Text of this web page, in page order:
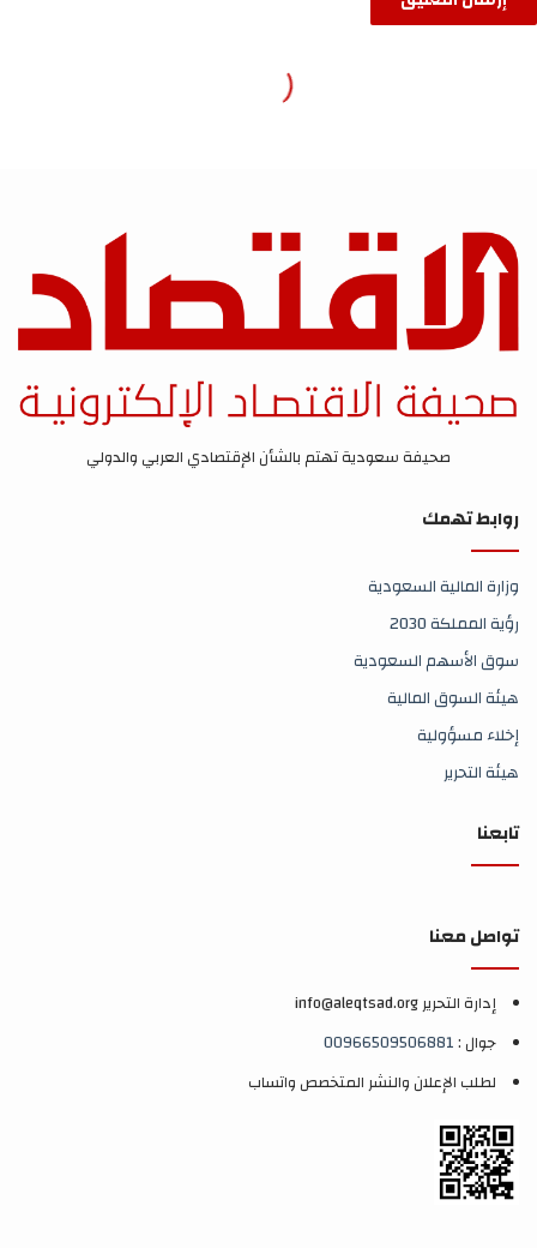
صحيفة سعودية تهتم بالشأن الإقتصادي العربي والدولي
روابط تهمك
وزارة المالية السعودية
رؤية المملكة 2030
سوق الأسهم السعودية
هيئة السوق المالية
إخلاء مسؤولية
هيئة التحرير
تابعنا
تواصل معنا
إدارة التحرير info@aleqtsad.org
جوال :00966509506881
لطلب الإعلان والنشر المتخصص واتساب